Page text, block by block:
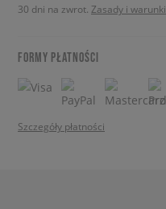
30 dni na zwrot. Zasady i warunki
FORMY PŁATNOŚCI
Szczegóły płatności